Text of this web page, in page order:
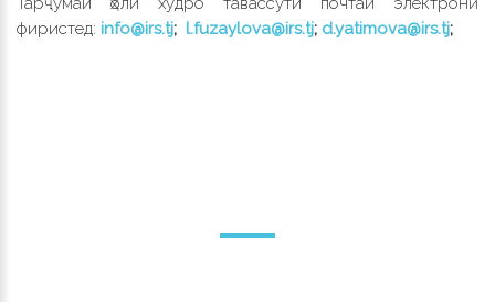
фиристед: info@irs.tj; l.fuzaylova@irs.tj; d.yatimova@irs.tj;